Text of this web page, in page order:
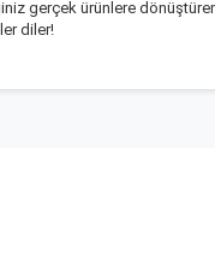
gerçek ürünlere
diler!